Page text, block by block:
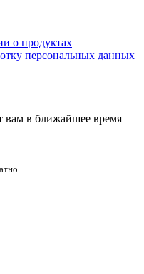
о продуктах
персональных данных
вам в ближайшее время